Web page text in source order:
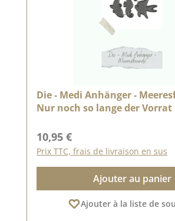
Die - Medi Anhänger -
Nur noch so lange der
Prix régulier :
10,95 €
Prix TTC, frais de livraison en sus
Ajouter au panier
Ajouter à la liste de